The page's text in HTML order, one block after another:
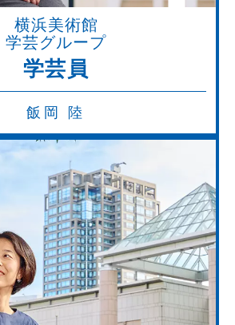
横浜美術館
学芸グループ
学芸員
飯岡 陸